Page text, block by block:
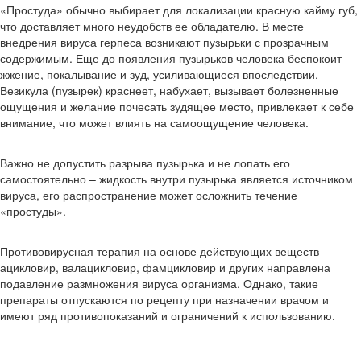
«Простуда» обычно выбирает для локализации красную кайму губ,
что доставляет много неудобств ее обладателю. В месте
внедрения вируса герпеса возникают пузырьки с прозрачным
содержимым. Еще до появления пузырьков человека беспокоит
жжение, покалывание и зуд, усиливающиеся впоследствии.
Везикула (пузырек) краснеет, набухает, вызывает болезненные
ощущения и желание почесать зудящее место, привлекает к себе
внимание, что может влиять на самоощущение человека.
Важно не допустить разрыва пузырька и не лопать его
самостоятельно – жидкость внутри пузырька является источником
вируса, его распространение может осложнить течение
«простуды».
Противовирусная терапия на основе действующих веществ
ацикловир, валацикловир, фамцикловир и других направлена
подавление размножения вируса организма. Однако, такие
препараты отпускаются по рецепту при назначении врачом и
имеют ряд противопоказаний и ограничений к использованию.